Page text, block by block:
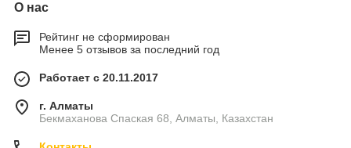
О нас
Рейтинг не сформирован
Менее 5 отзывов за последний год
Работает с 20.11.2017
г. Алматы
Бекмаханова Спаская 68, Алматы, Казахстан